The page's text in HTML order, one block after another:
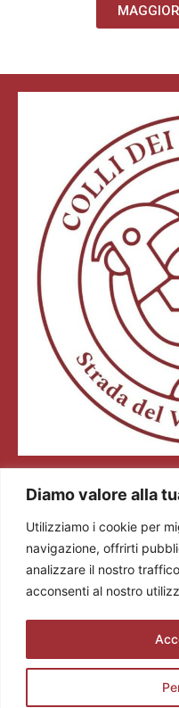
Diamo valore alla
Utilizziamo i cookie per
navigazione, offrirti
analizzare il nostro
acconsenti al nostro
Colli dei Longobardi
Via Tommaseo, 2/a
Tel. +39 0308360883
E-mail:
Pec:
Cod. Fisc. e P. IVA